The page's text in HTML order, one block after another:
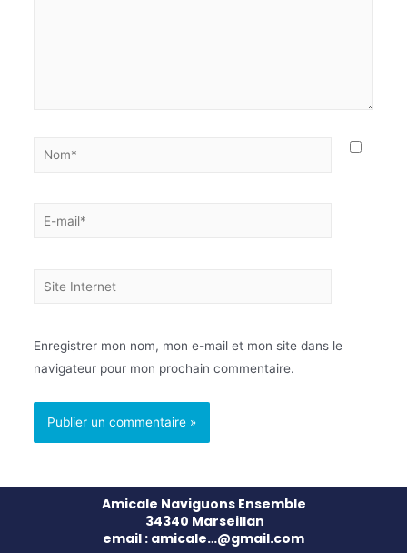
Enregistrer mon nom, mon e-mail et mon site dans le
navigateur pour mon prochain commentaire.
Amicale Naviguons Ensemble
34340 Marseillan
email : amicale…@gmail.com